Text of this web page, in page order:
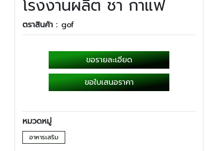
โรงงานผลิต ชา กาแฟ
ตราสินค้า : gof
ขอรายละเอียด
ขอใบเสนอราคา
หมวดหมู่
อาหารเสริม